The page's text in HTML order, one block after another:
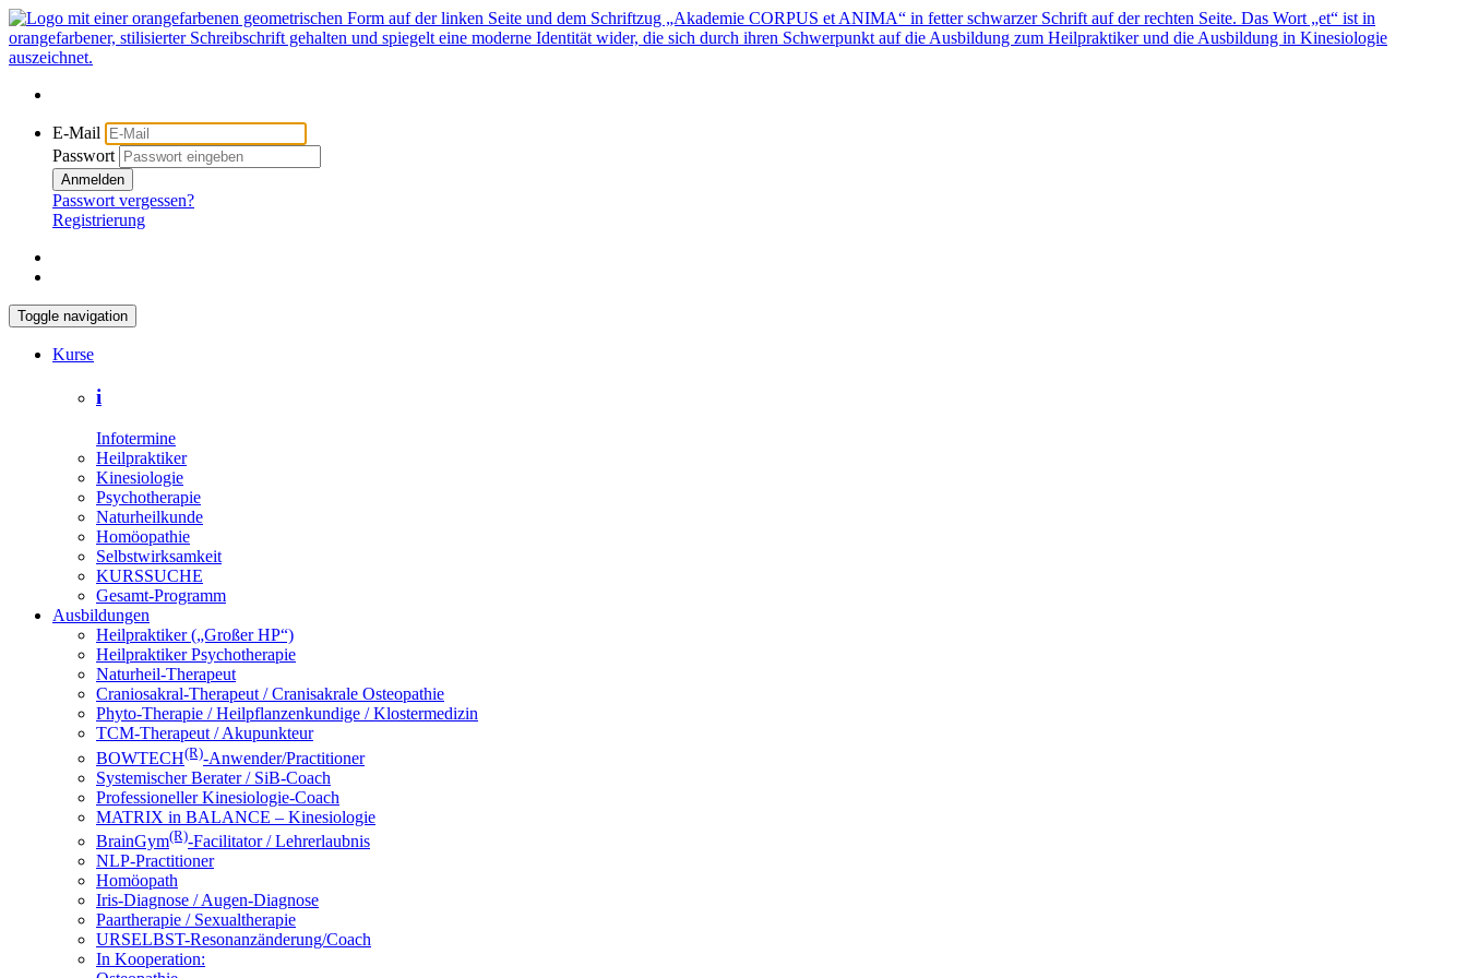
E-Mail
Passwort
Anmelden
Passwort vergessen?
Registrierung
Toggle navigation
Kurse
i
Infotermine
Heilpraktiker
Kinesiologie
Psychotherapie
Naturheilkunde
Homöopathie
Selbstwirksamkeit
KURSSUCHE
Gesamt-Programm
Ausbildungen
Heilpraktiker („Großer HP“)
Heilpraktiker Psychotherapie
Naturheil-Therapeut
Craniosakral-Therapeut / Cranisakrale Osteopathie
Phyto-Therapie / Heilpflanzenkundige / Klostermedizin
TCM-Therapeut / Akupunkteur
BOWTECH(R)-Anwender/Practitioner
Systemischer Berater / SiB-Coach
Professioneller Kinesiologie-Coach
MATRIX in BALANCE – Kinesiologie
BrainGym(R)-Facilitator / Lehrerlaubnis
NLP-Practitioner
Homöopath
Iris-Diagnose / Augen-Diagnose
Paartherapie / Sexualtherapie
URSELBST-Resonanzänderung/Coach
In Kooperation: